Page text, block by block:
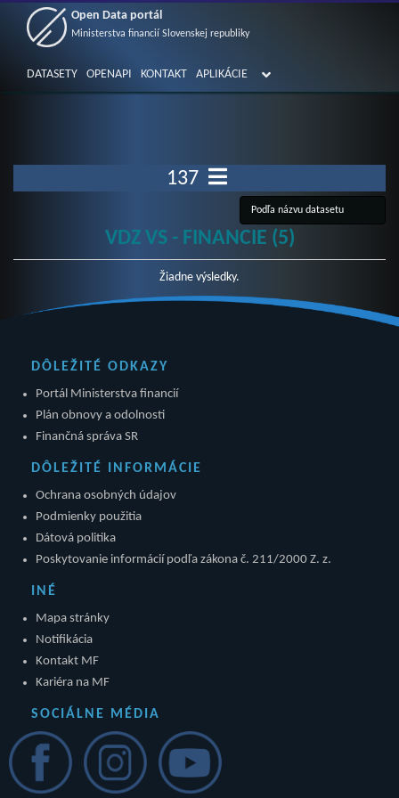
Open Data portál
Ministerstva financií Slovenskej republiky
DATASETY OPENAPI KONTAKT APLIKÁCIE
137
VDZ VS - FINANCIE (5)
Žiadne výsledky.
DÔLEŽITÉ ODKAZY
Portál Ministerstva financií
Plán obnovy a odolnosti
Finančná správa SR
DÔLEŽITÉ INFORMÁCIE
Ochrana osobných údajov
Podmienky použitia
Dátová politika
Poskytovanie informácií podľa zákona č. 211/2000 Z. z.
INÉ
Mapa stránky
Notifikácia
Kontakt MF
Kariéra na MF
SOCIÁLNE MÉDIA